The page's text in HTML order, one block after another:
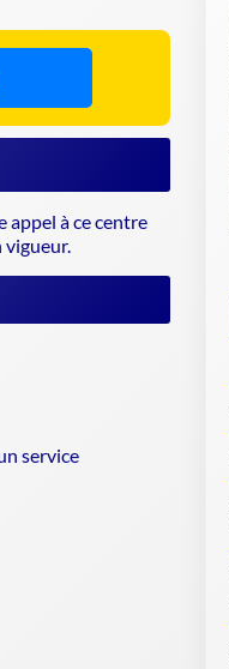
appel à ce centre
vigueur.
service